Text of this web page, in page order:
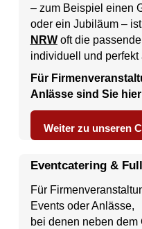
– zum Beispiel einen
oder ein Jubiläum –
NRWoft die
individuell und perfekt
Für
Anlässe sind Sie
Weiter zu unseren
Eventcatering &
Für
Events oder Anlässe,
bei denen neben dem